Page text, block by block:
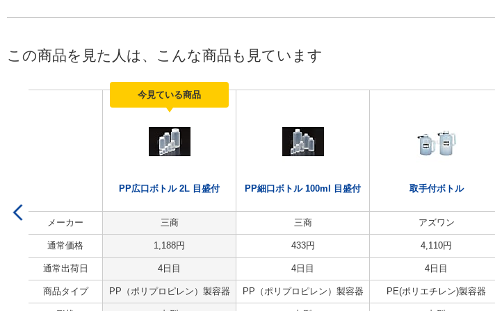
この商品を見た人は、こんな商品も見ています
今見ている商品
PP広口ボトル 2L 目盛付 PP細口ボトル 100ml 目盛付 取手付ボトル
メーカー 三商 三商 アズワン
通常価格 1,188円 433円 4,110円
通常出荷日 4日目 4日目 4日目
商品タイプ PP（ポリプロピレン）製容器 PP（ポリプロピレン）製容器 PE(ポリエチレン)製容器